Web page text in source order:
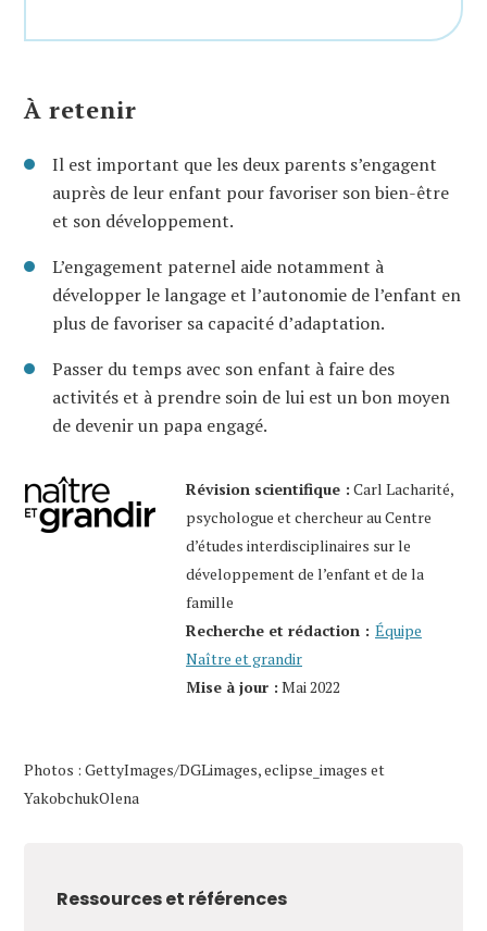
À retenir
Il est important que les deux parents s’engagent
auprès de leur enfant pour favoriser son bien-être
et son développement.
L’engagement paternel aide notamment à
développer le langage et l’autonomie de l’enfant en
plus de favoriser sa capacité d’adaptation.
Passer du temps avec son enfant à faire des
activités et à prendre soin de lui est un bon moyen
de devenir un papa engagé.
Révision scientifique : Carl Lacharité,
psychologue et chercheur au Centre
d’études interdisciplinaires sur le
développement de l’enfant et de la
famille
Recherche et rédaction : Équipe
Naître et grandir
Mise à jour : Mai 2022
Photos : GettyImages/DGLimages, eclipse_images et
YakobchukOlena
Ressources et références